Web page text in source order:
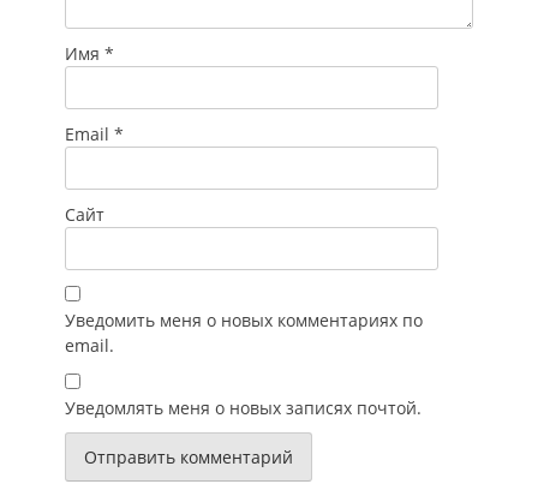
Имя *
Email *
Сайт
Уведомить меня о новых комментариях по
email.
Уведомлять меня о новых записях почтой.